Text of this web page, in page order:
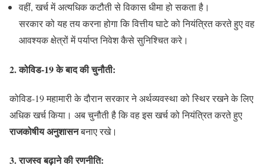
वहीं, खर्च में अत्यधिक कटौती से विकास धीमा हो सकता है।
सरकार को यह तय करना होगा कि वित्तीय घाटे को नियंत्रित करते हुए वह
आवश्यक क्षेत्रों में पर्याप्त निवेश कैसे सुनिश्चित करे।
2. कोविड-19 के बाद की चुनौती:
कोविड-19 महामारी के दौरान सरकार ने अर्थव्यवस्था को स्थिर रखने के लिए
अधिक खर्च किया। अब चुनौती है कि वह इस खर्च को नियंत्रित करते हुए
राजकोषीय अनुशासनबनाए रखे।
3. राजस्व बढ़ाने की रणनीति: